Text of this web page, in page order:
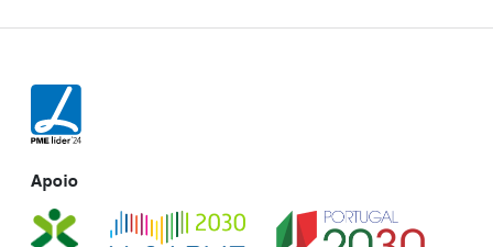
Apoio